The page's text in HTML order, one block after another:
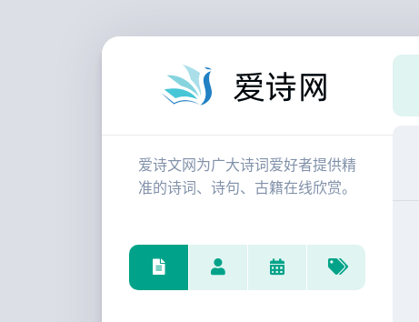
爱诗文网为广大诗词爱好者提供精
准的诗词、诗句、古籍在线欣赏。